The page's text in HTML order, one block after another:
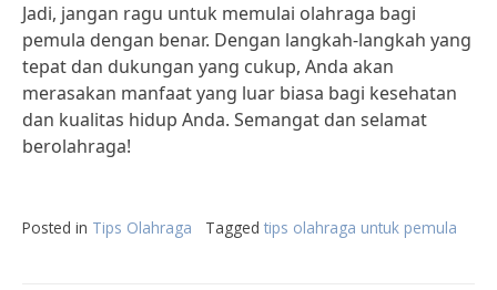
Jadi, jangan ragu untuk memulai olahraga bagi
pemula dengan benar. Dengan langkah-langkah yang
tepat dan dukungan yang cukup, Anda akan
merasakan manfaat yang luar biasa bagi kesehatan
dan kualitas hidup Anda. Semangat dan selamat
berolahraga!
Posted in Tips Olahraga Tagged tips olahraga untuk pemula